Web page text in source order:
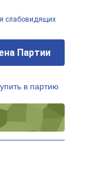
слабовидящих
Партии
в партию